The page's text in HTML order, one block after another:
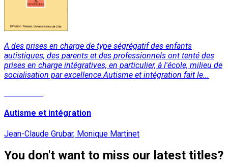
A des prises en charge de type ségrégatif des enfants
autistiques, des parents et des professionnels ont tenté des
prises en charge intégratives, en particulier, à l'école, milieu de
socialisation par excellence.Autisme et intégration fait le...
Autisme et intégration
Jean-Claude Grubar, Monique Martinet
You don't want to miss our latest titles?